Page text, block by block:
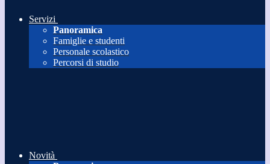
Servizi
Panoramica
Famiglie e studenti
Personale scolastico
Percorsi di studio
Novità